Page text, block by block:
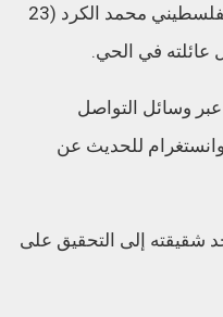
ومن بين هؤلاء الناشط والكاتب الفلسطيني محمد الكرد (23
عائلته في الحي.
وسائل التواصل
وانستغرام للحديث عن
شقيقته إلى التحقيق على